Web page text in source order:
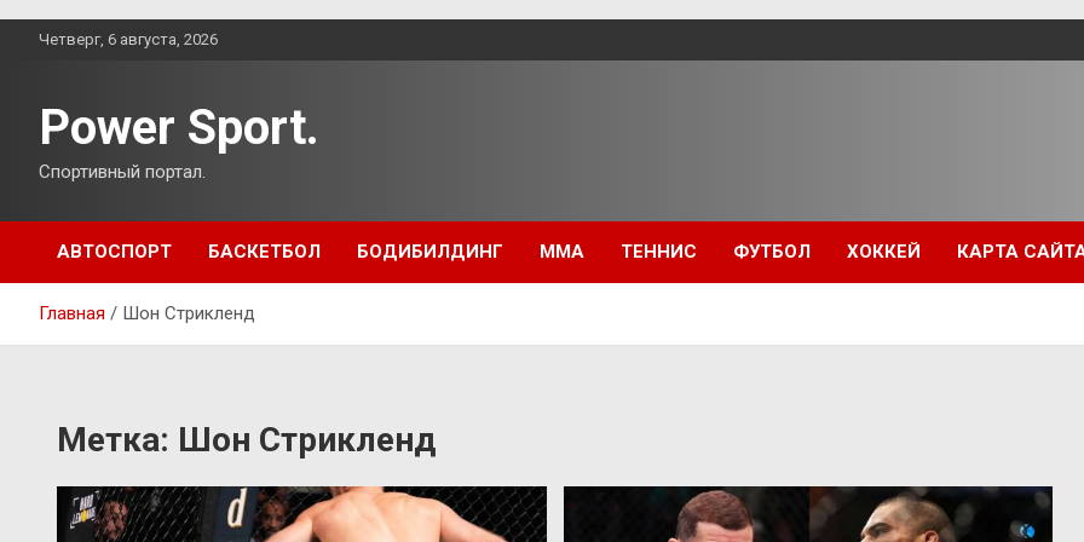
ПерейтиЧетверг, 6 августа, 2026
Power Sport.
Спортивный портал.
АВТОСПОРТ БАСКЕТБОЛ БОДИБИЛДИНГ ММА ТЕННИС ФУТБОЛ ХОККЕЙ КАРТА
Главная Шон Стрикленд
Метка: Шон Стрикленд